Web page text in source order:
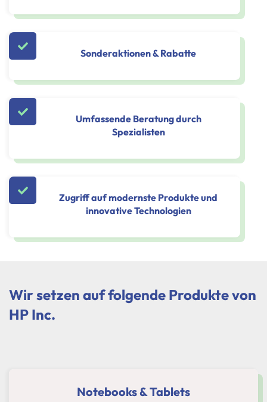
Sonderaktionen & Rabatte
Umfassende Beratung durch
Spezialisten
Zugriff auf modernste Produkte und
innovative Technologien
Wir setzen auf folgende Produkte von
HP Inc.
Notebooks & Tablets